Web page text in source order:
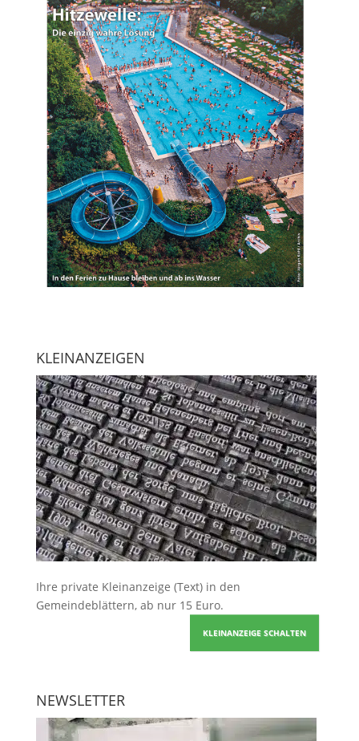
KLEINANZEIGEN
Ihre private Kleinanzeige (Text) in den
Gemeindeblättern, ab nur 15 Euro.
KLEINANZEIGE SCHALTEN
NEWSLETTER